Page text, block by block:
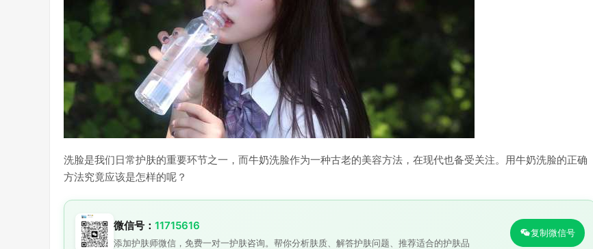
洗脸是我们日常护肤的重要环节之一，而牛奶洗脸作为一种古老的美容方法，在现代也备受关注。用牛奶洗脸的正确
方法究竟应该是怎样的呢？
微信号： 11715616
添加护肤师微信，免费一对一护肤咨询。帮你分析肤质、解答护肤问题、推荐适合的护肤品
复制微信号